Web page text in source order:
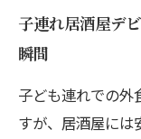
ファミリー
居酒屋で味
流
子連れ居酒屋デ
瞬間
子ども連れでの外
すが、居酒屋には